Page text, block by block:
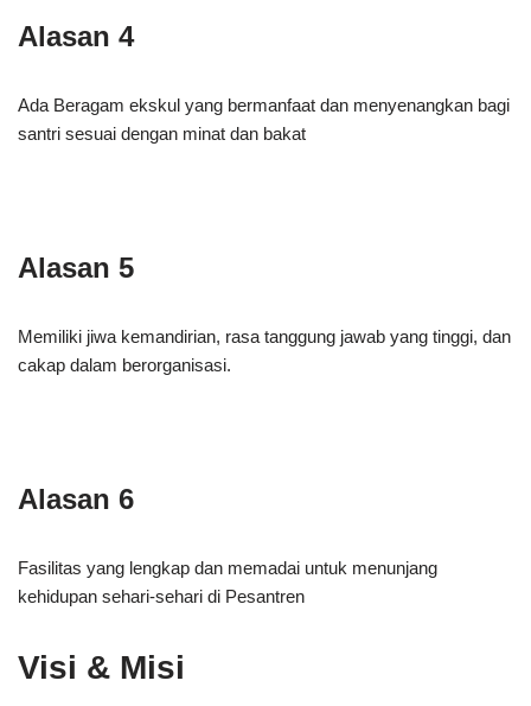
Alasan 4
Ada Beragam ekskul yang bermanfaat dan menyenangkan bagi
santri sesuai dengan minat dan bakat
Alasan 5
Memiliki jiwa kemandirian, rasa tanggung jawab yang tinggi, dan
cakap dalam berorganisasi.
Alasan 6
Fasilitas yang lengkap dan memadai untuk menunjang
kehidupan sehari-sehari di Pesantren
Visi & Misi